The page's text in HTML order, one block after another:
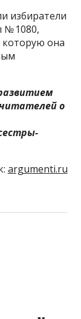
избиратели
№ 1080,
которую она
о
argumenti.ru